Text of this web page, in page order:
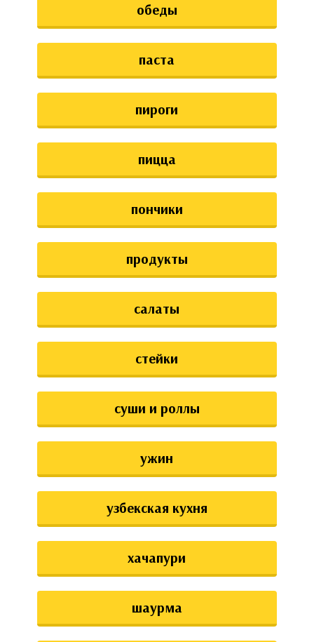
обеды
паста
пироги
пицца
пончики
продукты
салаты
стейки
суши и роллы
ужин
узбекская кухня
хачапури
шаурма